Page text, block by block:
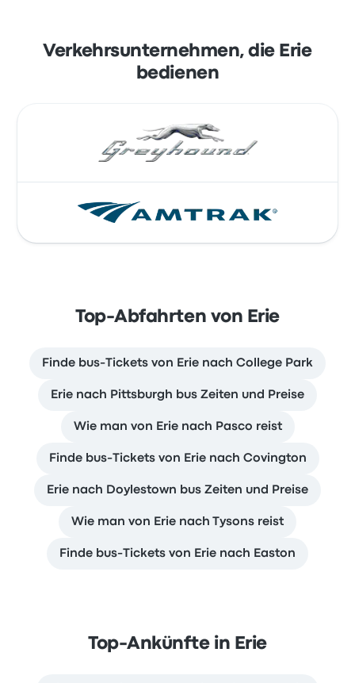
Verkehrsunternehmen, die Erie
bedienen
Top-Abfahrten von Erie
Finde bus-Tickets von Erie nach College Park
Erie nach Pittsburgh bus Zeiten und Preise
Wie man von Erie nach Pasco reist
Finde bus-Tickets von Erie nach Covington
Erie nach Doylestown bus Zeiten und Preise
Wie man von Erie nach Tysons reist
Finde bus-Tickets von Erie nach Easton
Top-Ankünfte in Erie